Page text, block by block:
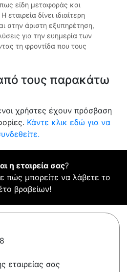
είδη μεταφοράς και
εταιρεία δίνει ιδιαίτερη
στην άριστη εξυπηρέτηση,
για την ευημερία των
τη φροντίδα που τους
τους παρακάτω
χρήστες έχουν πρόσβαση
Κάντε κλικ εδώ για να
η εταιρεία σας?
πώς μπορείτε να λάβετε το
βραβείων!
εταιρείας σας